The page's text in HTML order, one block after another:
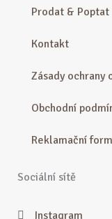
Prodat & Poptat
Kontakt
Zásady ochrany
Obchodní
Reklamační
Sociální sítě
Instagram